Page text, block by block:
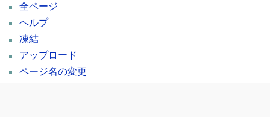
全ページ
ヘルプ
凍結
アップロード
ページ名の変更